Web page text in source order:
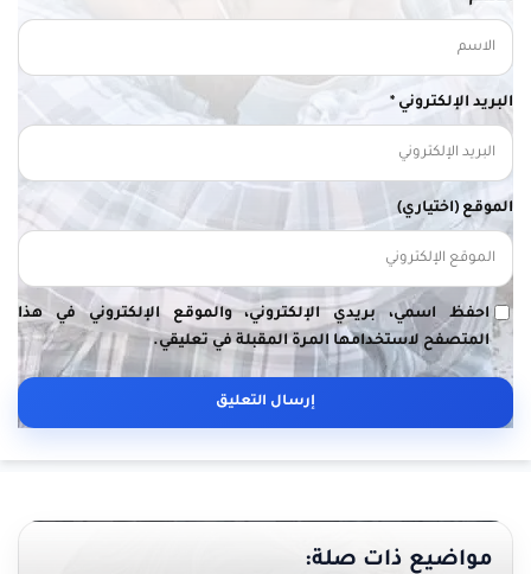
البريد الإلكتروني *
الموقع (اختياري)
احفظ اسمي، بريدي الإلكتروني، والموقع الإلكتروني في هذا
المتصفح لاستخدامها المرة المقبلة في تعليقي.
مواضيع ذات صلة: